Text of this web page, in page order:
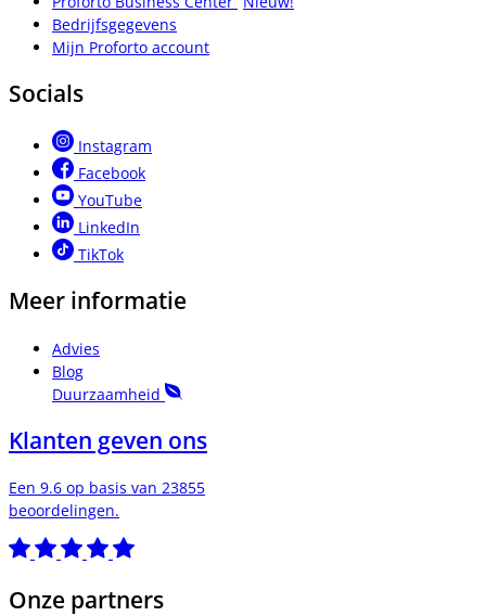
Bedrijfsgegevens
Mijn Proforto account
Socials
Instagram
Facebook
YouTube
LinkedIn
TikTok
Meer informatie
Advies
Blog
Duurzaamheid
Klanten geven ons
Een 9.6 op basis van 23855
beoordelingen.
Onze partners